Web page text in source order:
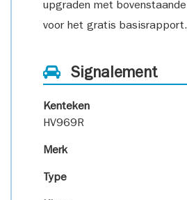
upgraden met
voor het gratis basisrapport.
Signalement
Kenteken
HV969R
Merk
Type